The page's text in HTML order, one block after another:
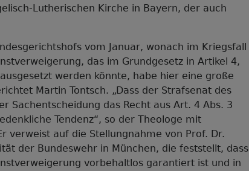
Lutherischen Kirche in Bayern, der auch
vom Januar, wonach im Kriegsfall
das im Grundgesetz in Artikel 4,
werden könnte, habe hier eine große
Martin Tontsch. „Dass der Strafsenat des
Sachentscheidung das Recht aus Art. 4 Abs. 3
Tendenz“, so der Theologe mit
verweist auf die Stellungnahme von Prof. Dr.
der Bundeswehr in München, die feststellt, dass
vorbehaltlos garantiert ist und in